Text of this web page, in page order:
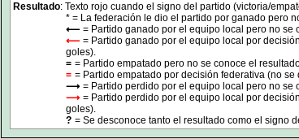
Resultado: Texto rojo cuando el signo del partido (victoria/
* = La federación le dio el partido por ganado pero
⟵ = Partido ganado por el equipo local pero no se
⟵ = Partido ganado por el equipo local por
goles).
= = Partido empatado pero no se conoce el
= = Partido empatado por decisión federativa (no
⟶ = Partido perdido por el equipo local pero no se
⟶ = Partido perdido por el equipo local por
goles).
? = Se desconoce tanto el resultado como el signo